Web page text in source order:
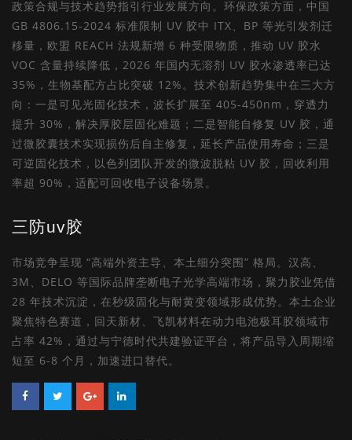
政策合规与技术趋势指引行业发展方向。环保政策方面，中国
GB 4806.15-2024 标准限制 UV 胶中 ITX、BP 等光引发剂迁
移量，欧盟 REACH 法规新增 6 种受限物质，推动 UV 胶水
VOC 含量持续降低，2026 年国内无溶剂 UV 胶水渗透率已达
35%，生物基配方占比突破 12%。技术创新趋势集中在三大方
向：一是可见光固化技术，波长扩展至 405-450nm，穿透力
提升 30%，解决厚胶层固化难题；二是智能自修复 UV 胶，通
过微胶囊技术实现损伤后自主修复，延长产品使用寿命；三是
可逆固化技术，以色列团队开发的微波脱粘 UV 胶，回收利用
率超 90%，适配可回收电子设备场景。
三防uv胶
市场竞争呈现 “高端外资主导、本土细分突围” 格局。汉高、
3M、DELO 等国际品牌垄断电子光学高端市场，聚力胶业凭借
28 年技术沉淀，在秒级固化与耐黄变领域形成优势。本土企业
聚焦特色赛道，回天新材、飞凯材料在动力电池极耳胶领域市
占率 42%，通过与宁德时代共建验证平台，将产品导入周期缩
短至 6-8 个月，加速进口替代。